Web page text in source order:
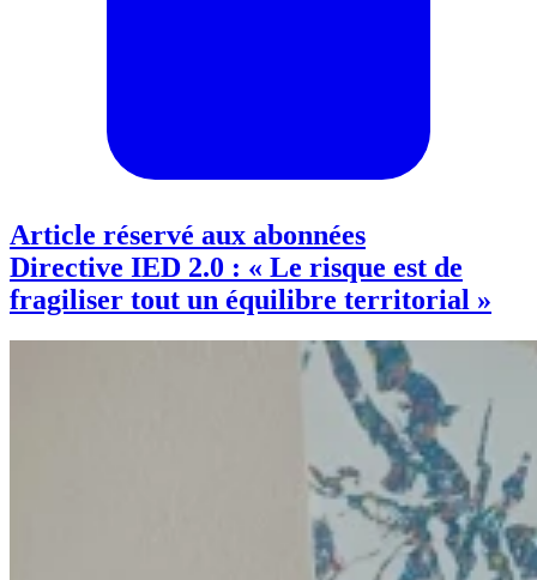
Article réservé aux abonnées
Directive IED 2.0 : « Le risque est de
fragiliser tout un équilibre territorial »